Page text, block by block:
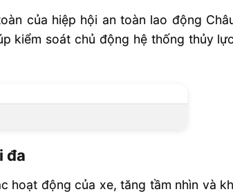
của hiệp hội an toàn lao động
kiểm soát chủ động hệ thống thủy
đa
động của xe, tăng tầm nhìn và